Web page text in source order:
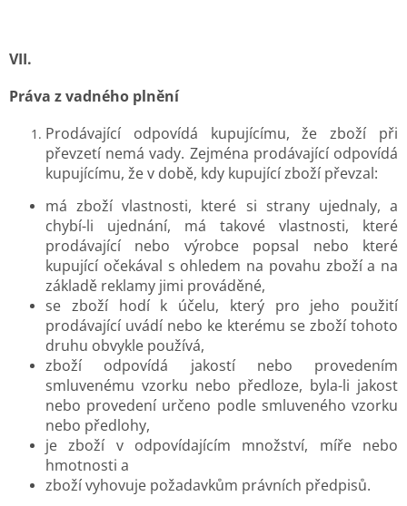
VII.
Práva z vadného plnění
Prodávající odpovídá kupujícímu, že zboží při
převzetí nemá vady. Zejména prodávající odpovídá
kupujícímu, že v době, kdy kupující zboží převzal:
má zboží vlastnosti, které si strany ujednaly, a
chybí-li ujednání, má takové vlastnosti, které
prodávající nebo výrobce popsal nebo které
kupující očekával s ohledem na povahu zboží a na
základě reklamy jimi prováděné,
se zboží hodí k účelu, který pro jeho použití
prodávající uvádí nebo ke kterému se zboží tohoto
druhu obvykle používá,
zboží odpovídá jakostí nebo provedením
smluvenému vzorku nebo předloze, byla-li jakost
nebo provedení určeno podle smluveného vzorku
nebo předlohy,
je zboží v odpovídajícím množství, míře nebo
hmotnosti a
zboží vyhovuje požadavkům právních předpisů.